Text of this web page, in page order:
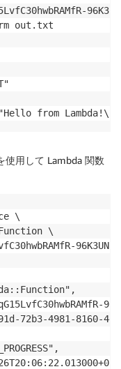
out.txt
from
使用して Lambda 関数
\
\
72b3-4981-8160-